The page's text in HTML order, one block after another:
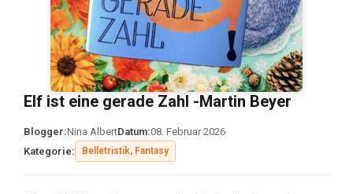
Elf ist eine gerade Zahl -Martin Beyer
Blogger:Nina AlbertDatum:08. Februar 2026
Kategorie:
Belletristik, Fantasy